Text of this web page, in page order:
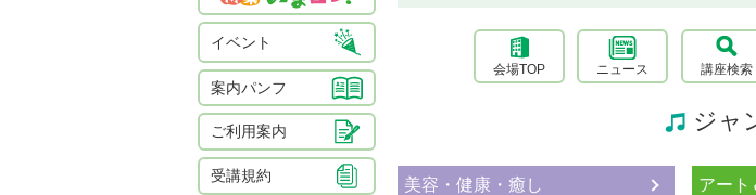
イベント
案内パンフ
ご利用案内
受講規約
会場TOP ニュース 講座検索
ジャ
美容・健康・癒し アート